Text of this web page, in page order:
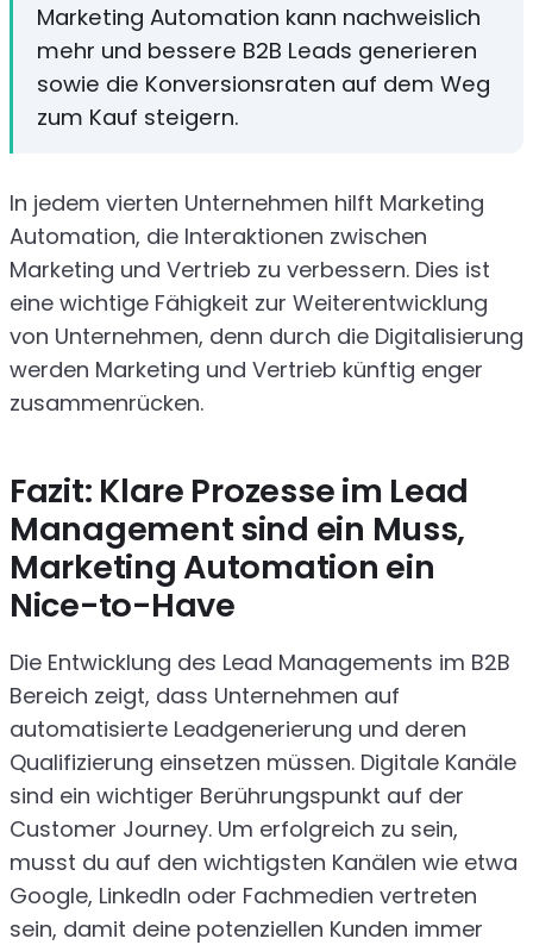
Marketing Automation kann nachweislich
mehr und bessere B2B Leads generieren
sowie die Konversionsraten auf dem Weg
zum Kauf steigern.
In jedem vierten Unternehmen hilft Marketing
Automation, die Interaktionen zwischen
Marketing und Vertrieb zu verbessern. Dies ist
eine wichtige Fähigkeit zur Weiterentwicklung
von Unternehmen, denn durch die Digitalisierung
werden Marketing und Vertrieb künftig enger
zusammenrücken.
Fazit: Klare Prozesse im Lead
Management sind ein Muss,
Marketing Automation ein
Nice-to-Have
Die Entwicklung des Lead Managements im B2B
Bereich zeigt, dass Unternehmen auf
automatisierte Leadgenerierung und deren
Qualifizierung einsetzen müssen. Digitale Kanäle
sind ein wichtiger Berührungspunkt auf der
Customer Journey. Um erfolgreich zu sein,
musst du auf den wichtigsten Kanälen wie etwa
Google, LinkedIn oder Fachmedien vertreten
sein, damit deine potenziellen Kunden immer